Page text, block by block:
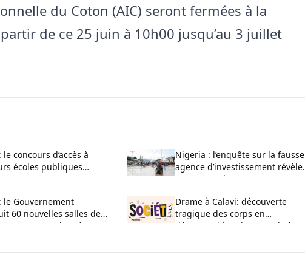
du Coton (AIC) seront fermées à la
de ce 25 juin à 10h00 jusqu’au 3 juillet
le concours d’accès à
écoles publiques
Nigeria : l’enquête sur la fausse
agence d’investissement révèle
plusieurs défaillances
le Gouvernement
60 nouvelles salles de
au CEG La Verdure à
Drame à Calavi: découverte
tragique des corps en
décomposition d’un couple à